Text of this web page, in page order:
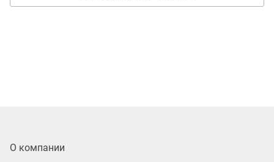
О компании